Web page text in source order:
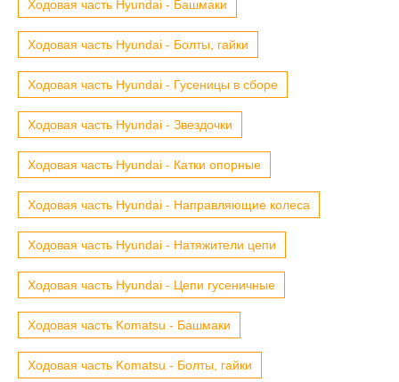
Ходовая часть Hyundai - Башмаки
Ходовая часть Hyundai - Болты, гайки
Ходовая часть Hyundai - Гусеницы в сборе
Ходовая часть Hyundai - Звездочки
Ходовая часть Hyundai - Катки опорные
Ходовая часть Hyundai - Направляющие колеса
Ходовая часть Hyundai - Натяжители цепи
Ходовая часть Hyundai - Цепи гусеничные
Ходовая часть Komatsu - Башмаки
Ходовая часть Komatsu - Болты, гайки